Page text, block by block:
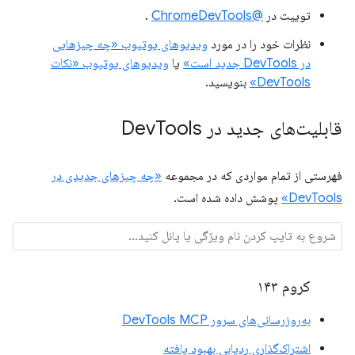
توییت در @ChromeDevTools
.
نظرات خود را در مورد ویدیوهای یوتیوب «چه چیزهایی
در DevTools جدید است»
یا ویدیوهای یوتیوب «نکات
DevTools»
بنویسید.
قابلیت‌های جدید در Dev Tools
فهرستی از تمام مواردی که در مجموعه «چه چیزهای جدیدی در
DevTools»
پوشش داده شده است.
کروم ۱۴۳
به‌روزرسانی‌های سرور DevTools MCP
اشتراک‌گذاری ردیابی بهبود یافته